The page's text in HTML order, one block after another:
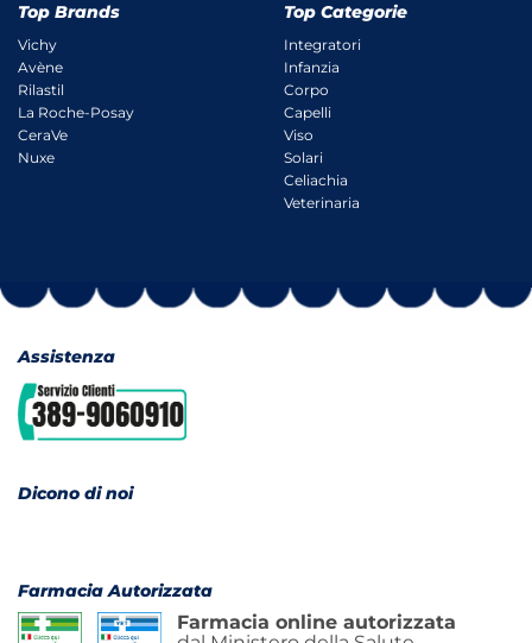
Top Brands
Vichy
Avène
Rilastil
La Roche-Posay
CeraVe
Nuxe
Top Categorie
Integratori
Infanzia
Corpo
Capelli
Viso
Solari
Celiachia
Veterinaria
Assistenza
Dicono di noi
Farmacia Autorizzata
Farmacia online autorizzata